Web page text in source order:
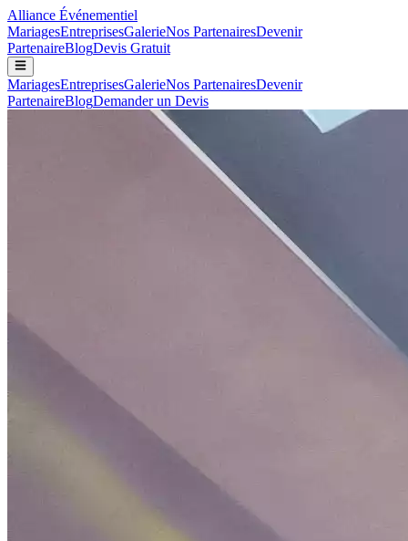
Alliance Événementiel
MariagesEntreprisesGalerieNos PartenairesDevenir
PartenaireBlogDevis Gratuit
MariagesEntreprisesGalerieNos PartenairesDevenir
PartenaireBlogDemander un Devis